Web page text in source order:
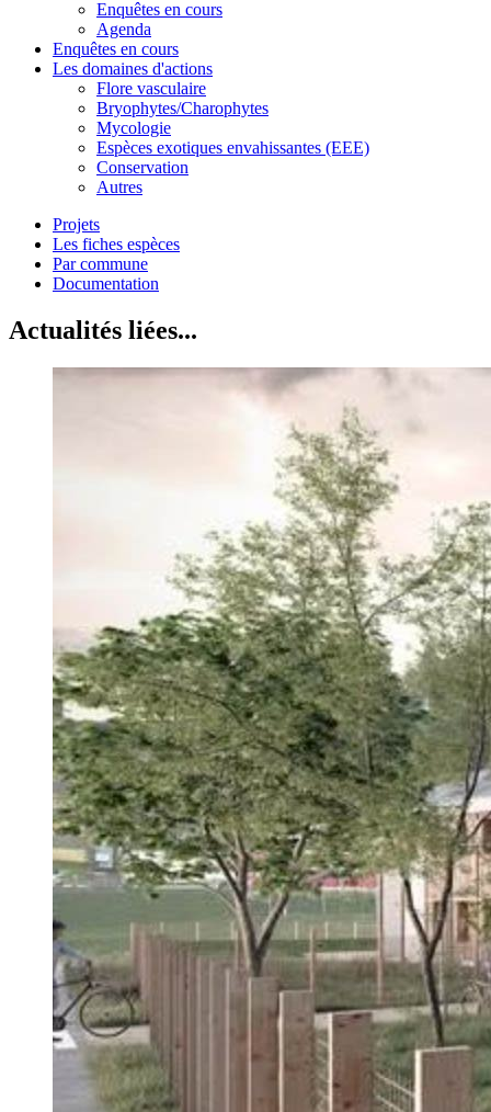
Enquêtes en cours
Agenda
Enquêtes en cours
Les domaines d'actions
Flore vasculaire
Bryophytes/Charophytes
Mycologie
Espèces exotiques envahissantes (EEE)
Conservation
Autres
Projets
Les fiches espèces
Par commune
Documentation
Actualités liées...